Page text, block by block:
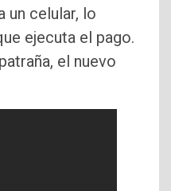
un celular, lo
ejecuta el pago.
el nuevo